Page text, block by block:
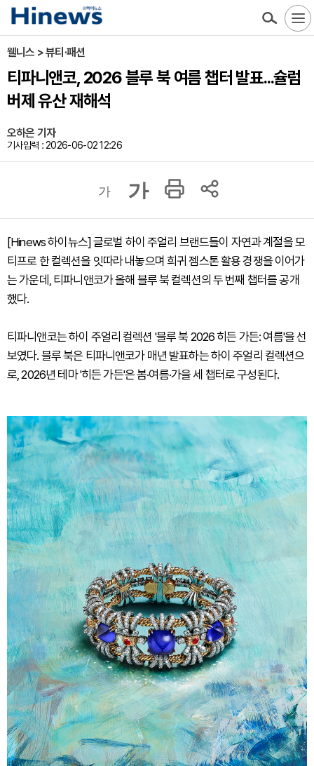
웰니스 > 뷰티·패션
티파니앤코, 2026 블루 북 여름 챕터 발표...슐럼
버제 유산 재해석
오하은 기자
기사입력 : 2026-06-02 12:26
가 가
[Hinews 하이뉴스] 글로벌 하이 주얼리 브랜드들이 자연과 계절을 모
티프로 한 컬렉션을 잇따라 내놓으며 희귀 젬스톤 활용 경쟁을 이어가
는 가운데, 티파니앤코가 올해 블루 북 컬렉션의 두 번째 챕터를 공개
했다.
티파니앤코는 하이 주얼리 컬렉션 '블루 북 2026 히든 가든: 여름'을 선
보였다. 블루 북은 티파니앤코가 매년 발표하는 하이 주얼리 컬렉션으
로, 2026년 테마 '히든 가든'은 봄·여름·가을 세 챕터로 구성된다.